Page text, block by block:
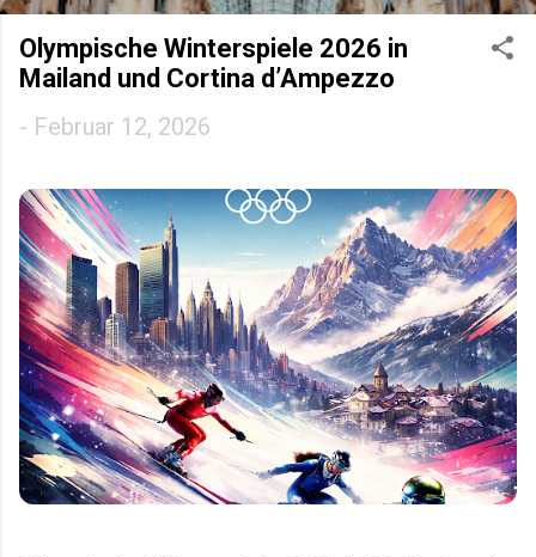
Olympische Winterspiele 2026 in
Mailand und Cortina d’Ampezzo
- Februar 12, 2026